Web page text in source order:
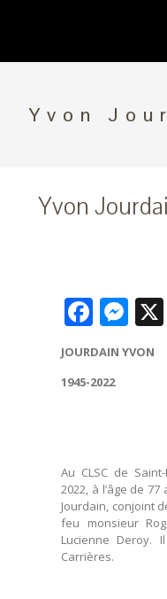
Yvon
Yvon
JOURDAIN YVON
1945-2022
Au CLSC de
2022, à l’âge de
Jourdain, conjoint
feu monsieur
Lucienne Deroy.
Carrières.